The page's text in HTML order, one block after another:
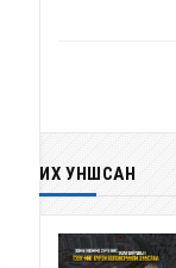
ИХ УНШСАН